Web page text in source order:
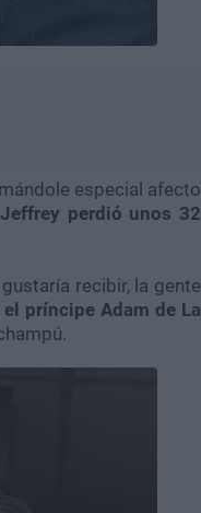
especial afecto
Jeffrey perdió unos 32
recibir, la gente
el príncipe Adam de La